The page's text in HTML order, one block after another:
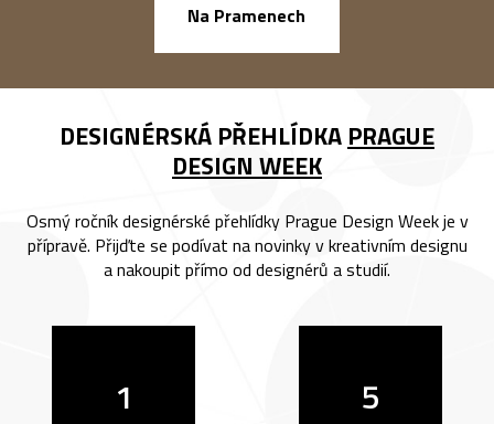
Na Pramenech
DESIGNÉRSKÁ PŘEHLÍDKA PRAGUE
DESIGN WEEK
Osmý ročník designérské přehlídky Prague Design Week je v
přípravě. Přijďte se podívat na novinky v kreativním designu
a nakoupit přímo od designérů a studií.
1 5